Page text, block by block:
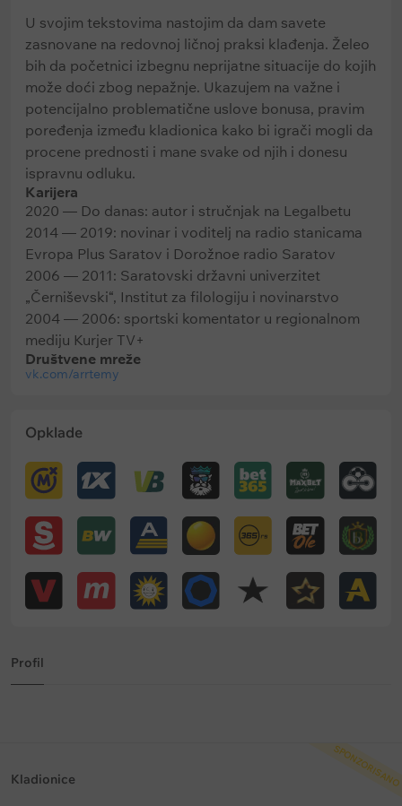
U svojim tekstovima nastojim da dam savete
zasnovane na redovnoj ličnoj praksi klađenja. Želeo
bih da početnici izbegnu neprijatne situacije do kojih
može doći zbog nepažnje. Ukazujem na važne i
potencijalno problematične uslove bonusa, pravim
poređenja između kladionica kako bi igrači mogli da
procene prednosti i mane svake od njih i donesu
ispravnu odluku.
Karijera
2020 — Do danas: autor i stručnjak na Legalbetu
2014 — 2019: novinar i voditelj na radio stanicama
Evropa Plus Saratov i Dorožnoe radio Saratov
2006 — 2011: Saratovski državni univerzitet
„Černiševski“, Institut za filologiju i novinarstvo
2004 — 2006: sportski komentator u regionalnom
mediju Kurjer TV+
Društvene mreže
vk.com/arrtemy
Opklade
Profil
SPONZORISANO
Kladionice